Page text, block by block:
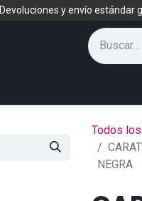
Devoluciones y envío estándar
Todos
NEGRA